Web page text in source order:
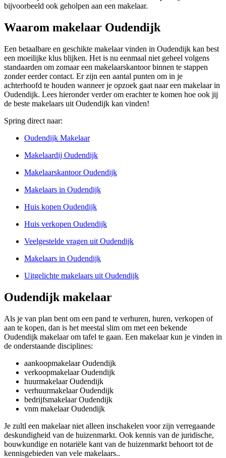
bijvoorbeeld ook geholpen aan een makelaar.
Waarom makelaar Oudendijk
Een betaalbare en geschikte makelaar vinden in Oudendijk kan best
een moeilijke klus blijken. Het is nu eenmaal niet geheel volgens
standaarden om zomaar een makelaarskantoor binnen te stappen
zonder eerder contact. Er zijn een aantal punten om in je
achterhoofd te houden wanneer je opzoek gaat naar een makelaar in
Oudendijk. Lees hieronder verder om erachter te komen hoe ook jij
de beste makelaars uit Oudendijk kan vinden!
Spring direct naar:
Oudendijk Makelaar
Makelaardij Oudendijk
Makelaarskantoor Oudendijk
Makelaars in Oudendijk
Huis kopen Oudendijk
Huis verkopen Oudendijk
Veelgestelde vragen uit Oudendijk
Makelaars in Oudendijk
Uitgelichte makelaars uit Oudendijk
Oudendijk makelaar
Als je van plan bent om een pand te verhuren, huren, verkopen of
aan te kopen, dan is het meestal slim om met een bekende
Oudendijk makelaar om tafel te gaan. Een makelaar kun je vinden in
de onderstaande disciplines:
aankoopmakelaar Oudendijk
verkoopmakelaar Oudendijk
huurmakelaar Oudendijk
verhuurmakelaar Oudendijk
bedrijfsmakelaar Oudendijk
vnm makelaar Oudendijk
Je zultl een makelaar niet alleen inschakelen voor zijn verregaande
deskundigheid van de huizenmarkt. Ook kennis van de juridische,
bouwkundige en notariële kant van de huizenmarkt behoort tot de
kennisgebieden van vele makelaars..